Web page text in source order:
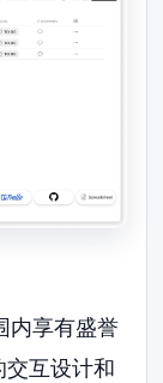
内享有盛誉
交互设计和